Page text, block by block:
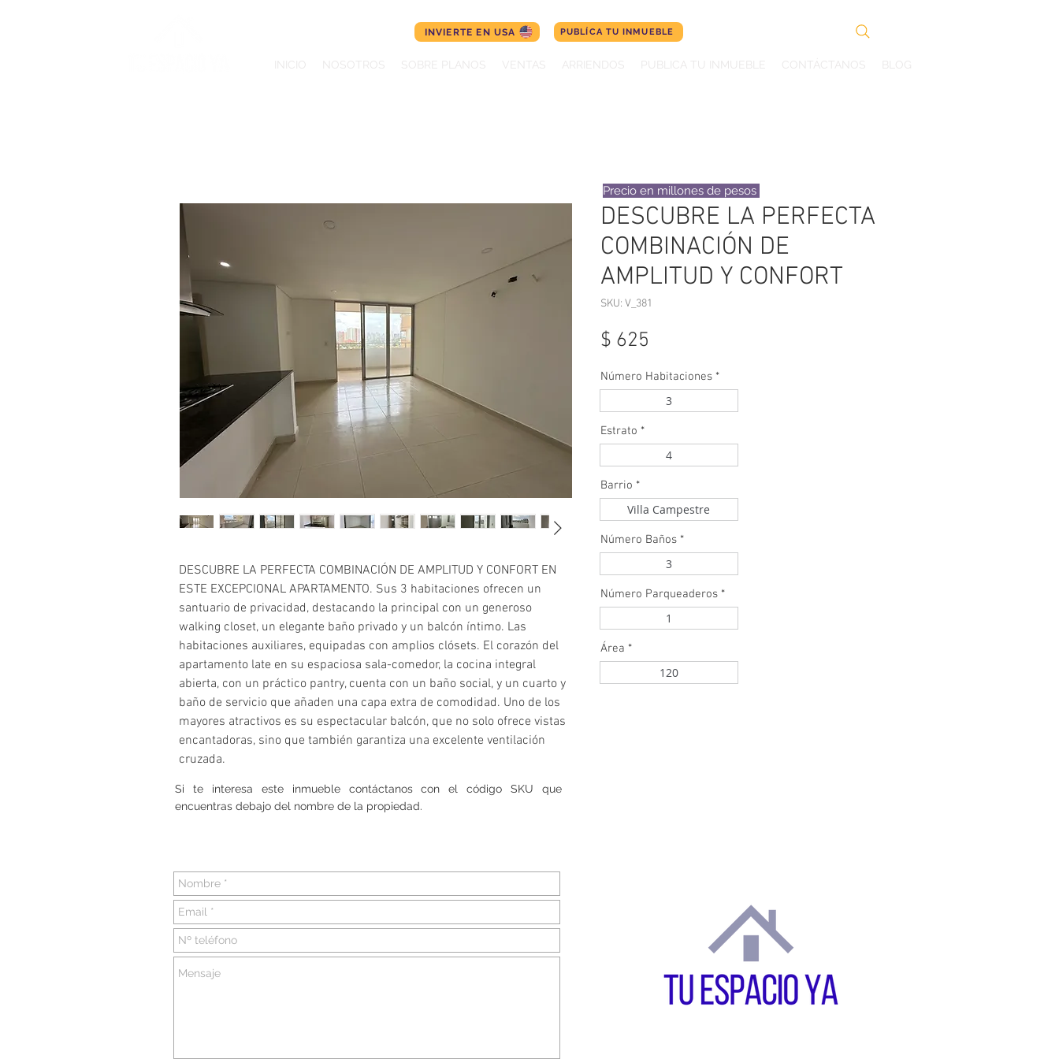
INVIERTE EN USA PUBLÍCA TU INMUEBLE
INICIO NOSOTROS SOBRE PLANOS VENTAS ARRIENDOS PUBLICA TU INMUEBLE CONTÁCTANOS BLOG
DESCUBRE LA PERFECTA COMBINACIÓN DE AMPLITUD Y CONFORT EN
ESTE EXCEPCIONAL APARTAMENTO. Sus 3 habitaciones ofrecen un
santuario de privacidad, destacando la principal con un generoso
walking closet, un elegante baño privado y un balcón íntimo. Las
habitaciones auxiliares, equipadas con amplios clósets. El corazón del
apartamento late en su espaciosa sala-comedor, la cocina integral
abierta, con un práctico pantry, cuenta con un baño social, y un cuarto y
baño de servicio que añaden una capa extra de comodidad. Uno de los
mayores atractivos es su espectacular balcón, que no solo ofrece vistas
encantadoras, sino que también garantiza una excelente ventilación
cruzada.
DESCUBRE LA PERFECTA
COMBINACIÓN DE
AMPLITUD Y CONFORT
SKU: V_381
$ 625
Número Habitaciones *
3
Estrato *
4
Barrio *
Villa Campestre
Número Baños *
3
Número Parqueaderos *
1
Área *
120
Si te interesa este inmueble contáctanos con el código SKU que
encuentras debajo del nombre de la propiedad.
Precio en millones de pesos